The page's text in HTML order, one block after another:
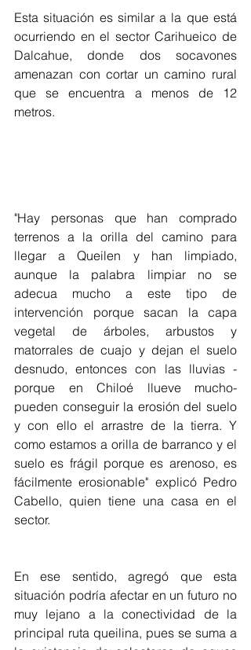
Esta situación es similar a la que está
ocurriendo en el sector Carihueico de
Dalcahue, donde dos socavones
amenazan con cortar un camino rural
que se encuentra a menos de 12
metros.
"Hay personas que han comprado
terrenos a la orilla del camino para
llegar a Queilen y han limpiado,
aunque la palabra limpiar no se
adecua mucho a este tipo de
intervención porque sacan la capa
vegetal de árboles, arbustos y
matorrales de cuajo y dejan el suelo
desnudo, entonces con las lluvias -
porque en Chiloé llueve mucho-
pueden conseguir la erosión del suelo
y con ello el arrastre de la tierra. Y
como estamos a orilla de barranco y el
suelo es frágil porque es arenoso, es
fácilmente erosionable" explicó Pedro
Cabello, quien tiene una casa en el
sector.
En ese sentido, agregó que esta
situación podría afectar en un futuro no
muy lejano a la conectividad de la
principal ruta queilina, pues se suma a